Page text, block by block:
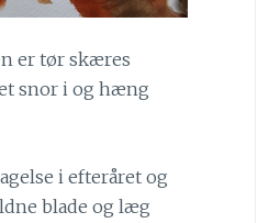
er tør skæres
snor i og hæng
i efteråret og
blade og læg